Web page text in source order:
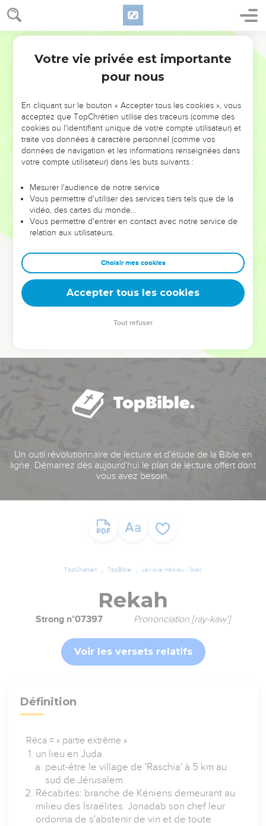
NE MANQUEZ PAS L’ÉVÉNEMENT
DE L’ANNÉE !
ET SI LEURS ERREURS POUVAIENT VOUS ÉVITER LES
VOTRES ?
leur foi ou leur vision. Mais on voit moins les doutes, les erreurs
et les saisons difficiles qu'ils ont traversés, alors même que ce
sont elles qui les ont façonnés.
Dans cette conférence, leaders, entrepreneurs, et responsables
clés pour avancer avec plus de sagesse afin que leurs erreurs
deviennent vos tremplins. Que vous guidiez un ministère, une
équipe, un groupe ou une famille, leur expérience est faite
Un outil révolutionnaire de lecture et d'étude de la Bible en
ligne. Démarrez dès aujourd'hui le plan de lecture offert dont
vous avez besoin.
TopChrétien TopBible Lexique Hébreu / Grec
Rekah
Strong n°07397 Prononciation [ray-kaw']
Voir les versets relatifs
Définition
Réca = « partie extrême »
un lieu en Juda
peut-être le village de 'Raschia' à 5 km au
sud de Jérusalem
Récabites: branche de Kéniens demeurant au
milieu des Israélites. Jonadab son chef leur
ordonna de s'abstenir de vin et de toute
Votre vie privée est importante
pour nous
En cliquant sur le bouton « Accepter tous les cookies », vous
acceptez que TopChrétien utilise des traceurs (comme des
cookies ou l'identifiant unique de votre compte utilisateur) et
traite vos données à caractère personnel (comme vos
données de navigation et les informations renseignées dans
votre compte utilisateur) dans les buts suivants :
Mesurer l'audience de notre service
Vous permettre d'utiliser des services tiers tels que de la
vidéo, des cartes du monde…
Vous permettre d'entrer en contact avec notre service de
relation aux utilisateurs.
Choisir mes cookies
Accepter tous les cookies
Tout refuser